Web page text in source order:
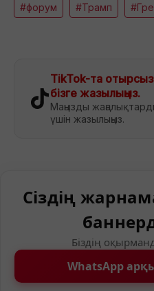
#форум #Трамп
TikTok-та
бізге жазылыңыз.
Маңызды
үшін жазылыңыз.
Сіздің
Біздің
WhatsApp